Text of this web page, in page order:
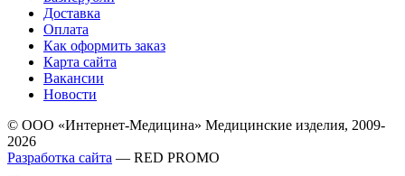
Доставка
Оплата
Как оформить заказ
Карта сайта
Вакансии
Новости
© ООО «Интернет-Медицина» Медицинские изделия, 2009-
2026
Разработка сайта — RED PROMO